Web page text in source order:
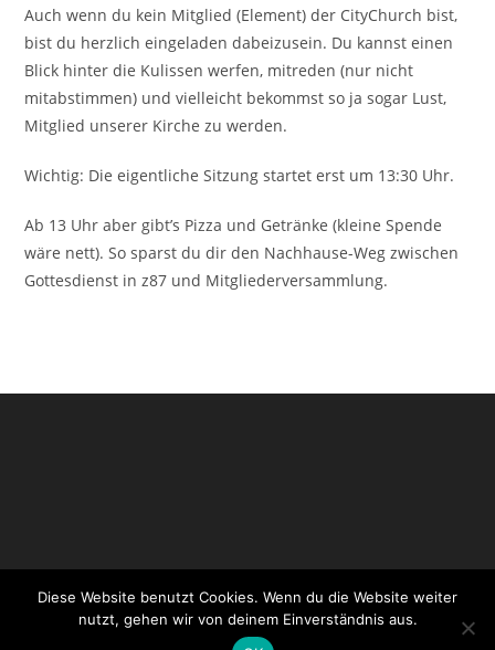
Auch wenn du kein Mitglied (Element) der CityChurch bist,
bist du herzlich eingeladen dabeizusein. Du kannst einen
Blick hinter die Kulissen werfen, mitreden (nur nicht
mitabstimmen) und vielleicht bekommst so ja sogar Lust,
Mitglied unserer Kirche zu werden.
Wichtig: Die eigentliche Sitzung startet erst um 13:30 Uhr.
Ab 13 Uhr aber gibt’s Pizza und Getränke (kleine Spende
wäre nett). So sparst du dir den Nachhause-Weg zwischen
Gottesdienst in z87 und Mitgliederversammlung.
Impressum Datenschutzerklärung
Login CityChurch
Login WordPress
Diese Website benutzt Cookies. Wenn du die Website weiter
nutzt, gehen wir von deinem Einverständnis aus.